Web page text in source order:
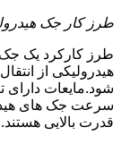
طرز کار جک
طرز کارکرد یک
هیدرولیکی از
شود.مایعات دارای
سرعت جک های
قدرت بالایی هستند.